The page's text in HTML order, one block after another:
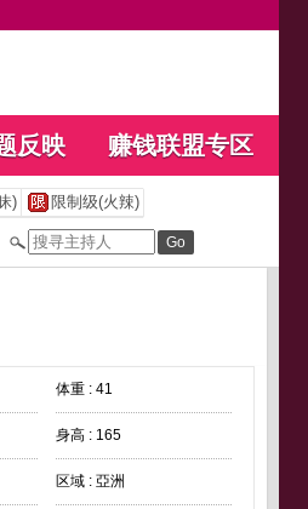
反映 赚钱联盟专区
) 限制级(火辣)
体重 : 41
身高 : 165
区域 : 亞洲